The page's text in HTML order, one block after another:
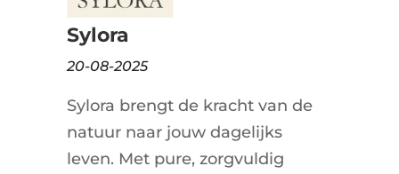
Sylora
20-08-2025
Sylora brengt de kracht van de
natuur naar jouw dagelijks
leven. Met pure, zorgvuldig